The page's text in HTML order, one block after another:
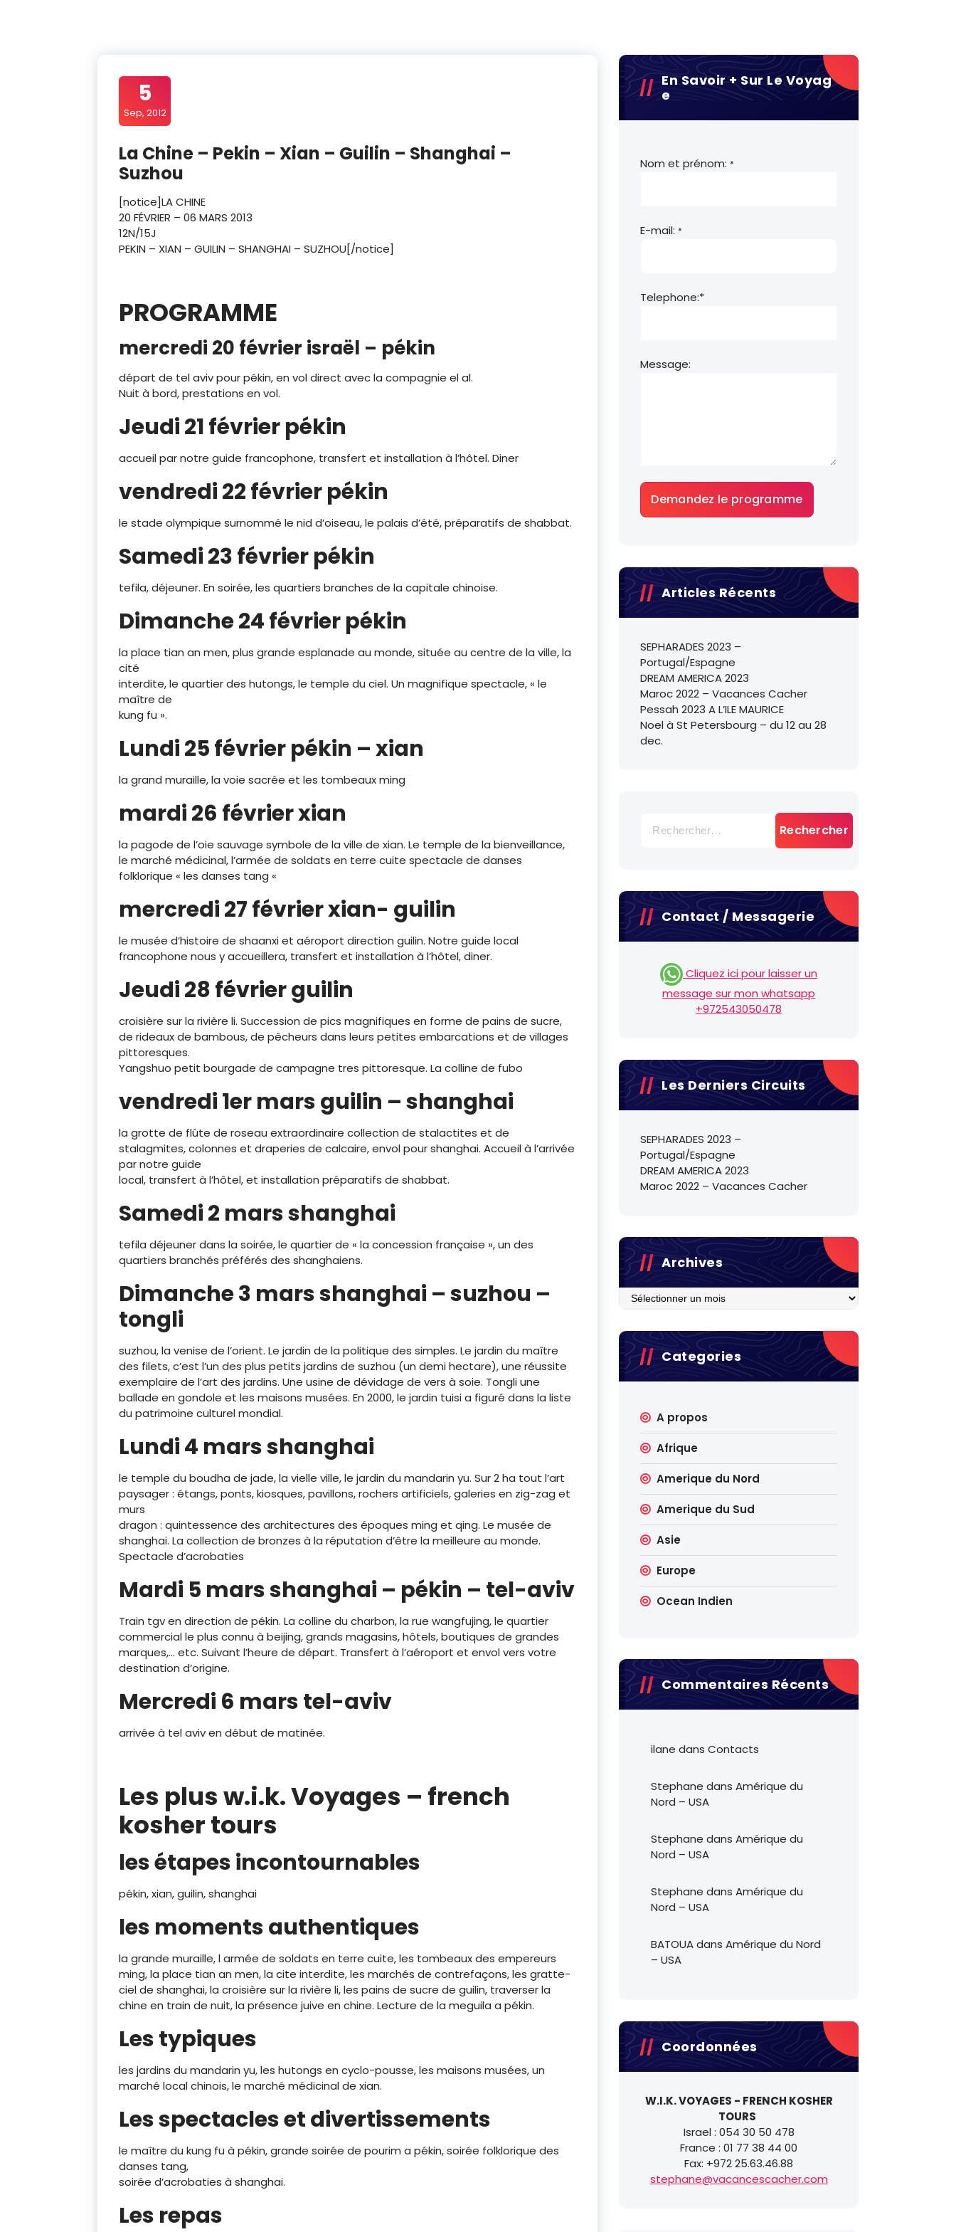
5
Sep, 2012
La Chine – Pekin – Xian – Guilin – Shanghai –
Suzhou
[notice]LA CHINE
20 FÉVRIER – 06 MARS 2013
12N/15J
PEKIN – XIAN – GUILIN – SHANGHAI – SUZHOU[/notice]
PROGRAMME
mercredi 20 février israël – pékin
départ de tel aviv pour pékin, en vol direct avec la compagnie el al.
Nuit à bord, prestations en vol.
Jeudi 21 février pékin
accueil par notre guide francophone, transfert et installation à l’hôtel. Diner
vendredi 22 février pékin
le stade olympique surnommé le nid d’oiseau, le palais d’été, préparatifs de shabbat.
Samedi 23 février pékin
tefila, déjeuner. En soirée, les quartiers branches de la capitale chinoise.
Dimanche 24 février pékin
la place tian an men, plus grande esplanade au monde, située au centre de la ville, la
cité
interdite, le quartier des hutongs, le temple du ciel. Un magnifique spectacle, « le
maître de
kung fu ».
Lundi 25 février pékin – xian
la grand muraille, la voie sacrée et les tombeaux ming
mardi 26 février xian
la pagode de l’oie sauvage symbole de la ville de xian. Le temple de la bienveillance,
le marché médicinal, l’armée de soldats en terre cuite spectacle de danses
folklorique « les danses tang «
mercredi 27 février xian- guilin
le musée d’histoire de shaanxi et aéroport direction guilin. Notre guide local
francophone nous y accueillera, transfert et installation à l’hôtel, diner.
Jeudi 28 février guilin
croisière sur la rivière li. Succession de pics magnifiques en forme de pains de sucre,
de rideaux de bambous, de pêcheurs dans leurs petites embarcations et de villages
pittoresques.
Yangshuo petit bourgade de campagne tres pittoresque. La colline de fubo
vendredi 1er mars guilin – shanghai
la grotte de flûte de roseau extraordinaire collection de stalactites et de
stalagmites, colonnes et draperies de calcaire, envol pour shanghai. Accueil à l’arrivée
par notre guide
local, transfert à l’hôtel, et installation préparatifs de shabbat.
Samedi 2 mars shanghai
tefila déjeuner dans la soirée, le quartier de « la concession française », un des
quartiers branchés préférés des shanghaiens.
Dimanche 3 mars shanghai – suzhou –
tongli
suzhou, la venise de l’orient. Le jardin de la politique des simples. Le jardin du maître
des filets, c’est l’un des plus petits jardins de suzhou (un demi hectare), une réussite
exemplaire de l’art des jardins. Une usine de dévidage de vers à soie. Tongli une
ballade en gondole et les maisons musées. En 2000, le jardin tuisi a figuré dans la liste
du patrimoine culturel mondial.
Lundi 4 mars shanghai
le temple du boudha de jade, la vielle ville, le jardin du mandarin yu. Sur 2 ha tout l’art
paysager : étangs, ponts, kiosques, pavillons, rochers artificiels, galeries en zig-zag et
murs
dragon : quintessence des architectures des époques ming et qing. Le musée de
shanghai. La collection de bronzes à la réputation d’être la meilleure au monde.
Spectacle d’acrobaties
Mardi 5 mars shanghai – pékin – tel-aviv
Train tgv en direction de pékin. La colline du charbon, la rue wangfujing, le quartier
commercial le plus connu à beijing, grands magasins, hôtels, boutiques de grandes
marques,… etc. Suivant l’heure de départ. Transfert à l’aéroport et envol vers votre
destination d’origine.
Mercredi 6 mars tel-aviv
arrivée à tel aviv en début de matinée.
Les plus w.i.k. Voyages – french
kosher tours
les étapes incontournables
pékin, xian, guilin, shanghai
les moments authentiques
la grande muraille, l armée de soldats en terre cuite, les tombeaux des empereurs
ming, la place tian an men, la cite interdite, les marchés de contrefaçons, les gratte-
ciel de shanghai, la croisière sur la rivière li, les pains de sucre de guilin, traverser la
chine en train de nuit, la présence juive en chine. Lecture de la meguila a pékin.
Les typiques
les jardins du mandarin yu, les hutongs en cyclo-pousse, les maisons musées, un
marché local chinois, le marché médicinal de xian.
Les spectacles et divertissements
le maître du kung fu à pékin, grande soirée de pourim a pékin, soirée folklorique des
danses tang,
soirée d’acrobaties à shanghai.
Les repas
En Savoir + Sur Le Voyag
E
Nom et prénom: *
E-mail: *
Telephone:*
Message:
Articles Récents
SEPHARADES 2023 –
Portugal/Espagne
DREAM AMERICA 2023
Maroc 2022 – Vacances Cacher
Pessah 2023 A L’ILE MAURICE
Noel à St Petersbourg – du 12 au 28
dec.
Contact / Messagerie
Cliquez ici pour laisser un
message sur mon whatsapp
+972543050478
Les Derniers Circuits
SEPHARADES 2023 –
Portugal/Espagne
DREAM AMERICA 2023
Maroc 2022 – Vacances Cacher
Archives
Archives
Categories
A propos
Afrique
Amerique du Nord
Amerique du Sud
Asie
Europe
Ocean Indien
Commentaires Récents
ilane dansContacts
Stephane dansAmérique du
Nord – USA
Stephane dansAmérique du
Nord – USA
Stephane dansAmérique du
Nord – USA
BATOUAdansAmérique du Nord
– USA
Coordonnées
W.I.K. VOYAGES - FRENCH KOSHER
TOURS
Israel : 054 30 50 478
France : 01 77 38 44 00
Fax: +972 25.63.46.88
stephane@vacancescacher.com
Edito Nom:*